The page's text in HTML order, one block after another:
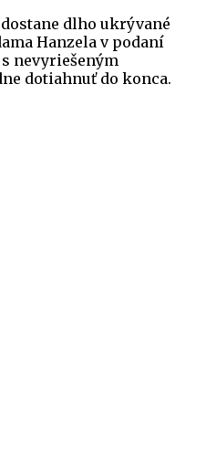
dlho ukrývané
Hanzela v podaní
nevyriešeným
dotiahnuť do konca.